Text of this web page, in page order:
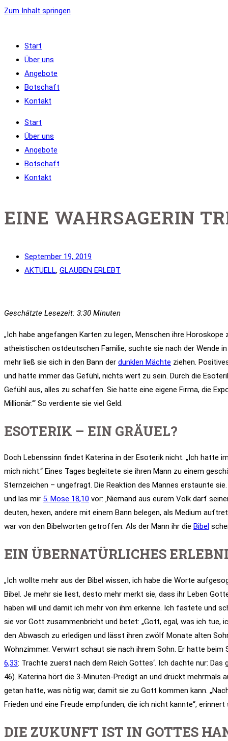
Zum Inhalt springen
Start
Über uns
Angebote
Botschaft
Kontakt
Start
Über uns
Angebote
Botschaft
Kontakt
EINE WAHRSAGERIN
September 19, 2019
AKTUELL, GLAUBEN ERLEBT
Geschätzte Lesezeit: 3:30 Minuten
„Ich habe angefangen Karten zu legen, Menschen ihre
atheistischen ostdeutschen Familie, suchte sie nach der Wende
mehr ließ sie sich in den Bann der dunklen Mächte ziehen.
und hatte immer das Gefühl, nichts wert zu sein. Durch die
Gefühl aus, alles zu schaffen. Sie hatte eine eigene Firma, die
Millionär.‘“ So verdiente sie viel Geld.
ESOTERIK – EIN GRÄUEL?
Doch Lebenssinn findet Katerina in der Esoterik nicht. „Ich hatte
mich nicht.“ Eines Tages begleitete sie ihren Mann zu einem
Sternzeichen – ungefragt. Die Reaktion des Mannes erstaunte
und las mir 5. Mose 18,10 vor: ‚Niemand aus eurem Volk darf
deuten, hexen, andere mit einem Bann belegen, als Medium
war von den Bibelworten getroffen. Als der Mann ihr die Bibel
EIN ÜBERNATÜRLICHES
„Ich wollte mehr aus der Bibel wissen, ich habe die Worte
Bibel. Je mehr sie liest, desto mehr merkt sie, dass ihr Leben
haben will und damit ich mehr von ihm erkenne. Ich fastete und
sie vor Gott zusammenbricht und betet: „Gott, egal, was ich tue,
den Abwasch zu erledigen und lässt ihren zwölf Monate alten
Wohnzimmer. Verwirrt schaut sie nach ihrem Sohn. Er hatte beim
6,33: Trachte zuerst nach dem Reich Gottes‘. Ich dachte nur:
46). Katerina hört die 3-Minuten-Predigt an und drückt mehrmals
getan hatte, was nötig war, damit sie zu Gott kommen kann.
Frieden und eine Freude empfunden, die ich nicht kannte“, erinnert
DIE ZUKUNFT IST IN GOTTES